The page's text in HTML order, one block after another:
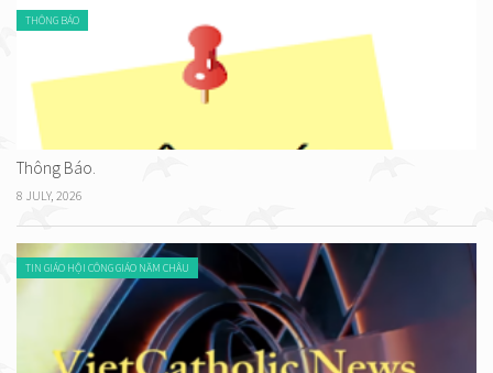
THÔNG BÁO
Thông Báo.
8 JULY, 2026
TIN GIÁO HỘI CÔNG GIÁO NĂM CHÂU